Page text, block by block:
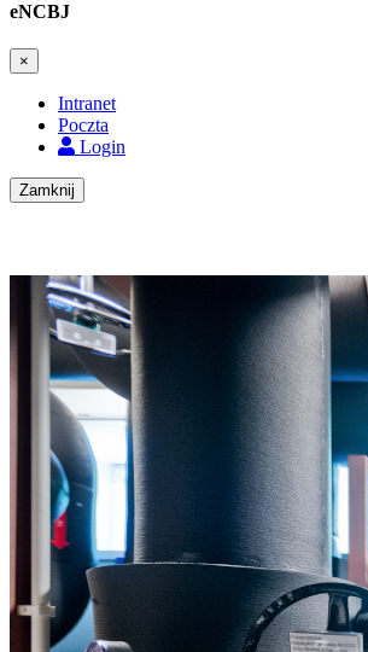
eNCBJ
×
Intranet
Poczta
Login
Zamknij